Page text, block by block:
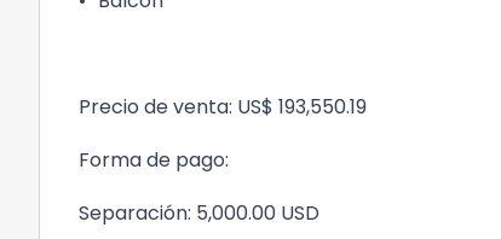
Precio de venta: US$ 193,550.19
Forma de pago:
Separación: 5,000.00 USD